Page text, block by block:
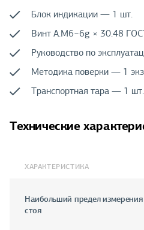
Блок индикации — 1 шт.
Винт А.М6−6g × 30.48
Руководство по
Методика поверки — 1
Транспортная тара — 1 шт.
Технические
ХАРАКТЕРИСТИКА
Наибольший предел
стоя